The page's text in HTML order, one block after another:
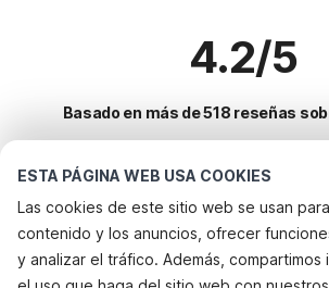
ESTA PÁGINA WEB USA COOKIES
Las cookies de este sitio web se usan
contenido y los anuncios, ofrecer
y analizar el tráfico. Además, compartimos
el uso que haga del sitio web con
4.2/5
Basado en más de 518 reseñas
Destinos más populares para
Ciudades con los mejores servicios para
Casa de vacaciones en parque de atracciones
Servicios populares para vacaciones en